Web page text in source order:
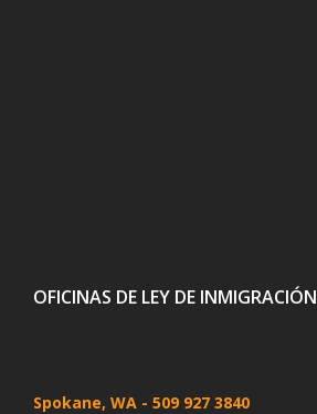
OFICINAS DE LEY DE INMIGRACIÓN
Spokane, WA - 509 927 3840